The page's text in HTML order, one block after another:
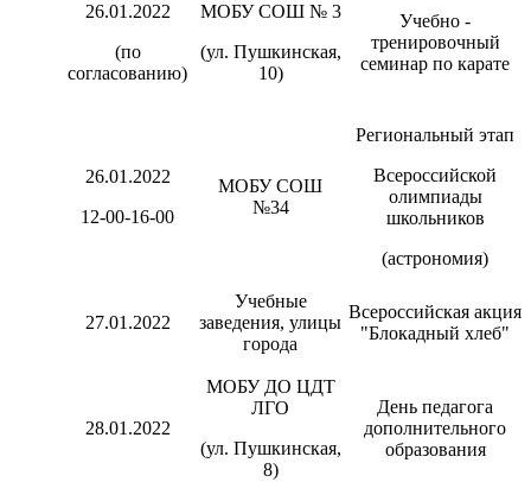
26.01.2022
(по
согласованию)
МОБУ СОШ № 3
(ул. Пушкинская,
10)
Учебно -
тренировочный
семинар по карате
26.01.2022
12-00-16-00
МОБУ СОШ
№34
Региональный этап
Всероссийской
олимпиады
школьников
(астрономия)
27.01.2022
Учебные
заведения, улицы
города
Всероссийская акция
"Блокадный хлеб"
28.01.2022
МОБУ ДО ЦДТ
ЛГО
(ул. Пушкинская,
8)
День педагога
дополнительного
образования